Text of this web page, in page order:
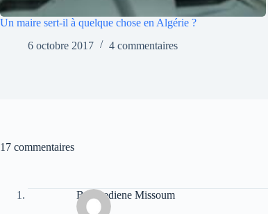
Un maire sert-il à quelque chose en Algérie ?
6 octobre 2017
4 commentaires
17 commentaires
Boumediene Missoum